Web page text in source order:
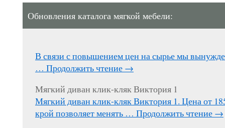
Обновления каталога мягкой мебели:
В связи с повышением цен на сырье мы
… Продолжить чтение →
Мягкий диван клик-кляк Виктория 1
Мягкий диван клик-кляк Виктория 1. Цена от
крой позволяет менять … Продолжить чтение →